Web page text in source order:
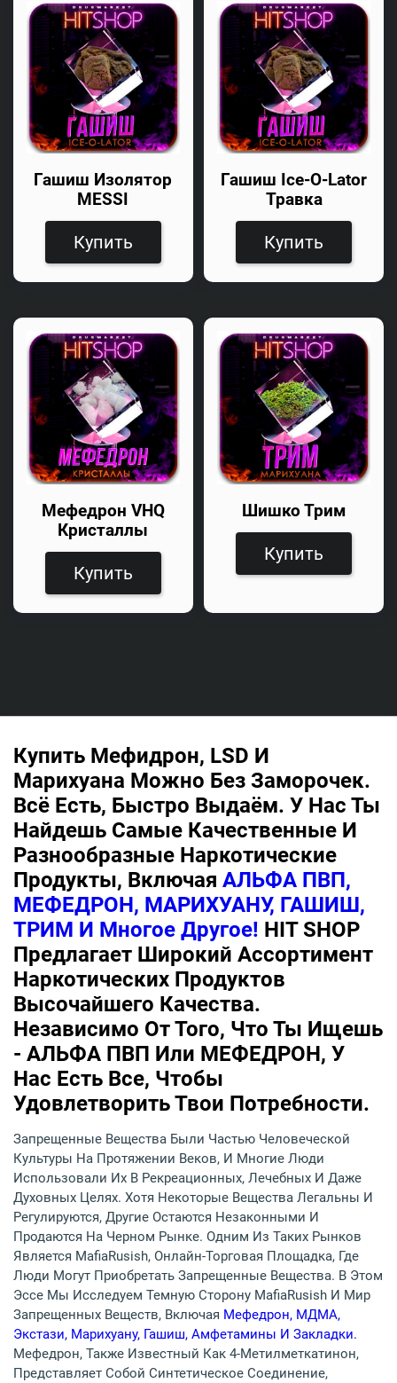
Гашиш Изолятор
MESSI
Купить
Гашиш Ice-O-Lator
Травка
Купить
Мефедрон VHQ
Кристаллы
Купить
Шишко Трим
Купить
Купить Мефидрон, LSD И
Марихуана Можно Без Заморочек.
Всё Есть, Быстро Выдаём. У Нас Ты
Найдешь Самые Качественные И
Разнообразные Наркотические
Продукты, Включая АЛЬФА ПВП,
МЕФЕДРОН, МАРИХУАНУ, ГАШИШ,
ТРИМ И Многое Другое! HIT SHOP
Предлагает Широкий Ассортимент
Наркотических Продуктов
Высочайшего Качества.
Независимо От Того, Что Ты Ищешь
- АЛЬФА ПВП Или МЕФЕДРОН, У
Нас Есть Все, Чтобы
Удовлетворить Твои Потребности.
Запрещенные Вещества Были Частью Человеческой
Культуры На Протяжении Веков, И Многие Люди
Использовали Их В Рекреационных, Лечебных И Даже
Духовных Целях. Хотя Некоторые Вещества Легальны И
Регулируются, Другие Остаются Незаконными И
Продаются На Черном Рынке. Одним Из Таких Рынков
Является MafiaRusish, Онлайн-Торговая Площадка, Где
Люди Могут Приобретать Запрещенные Вещества. В Этом
Эссе Мы Исследуем Темную Сторону MafiaRusish И Мир
Запрещенных Веществ, Включая Мефедрон, МДМА,
Экстази, Марихуану, Гашиш, Амфетамины И Закладки.
Мефедрон, Также Известный Как 4-Метилметкатинон,
Представляет Собой Синтетическое Соединение,